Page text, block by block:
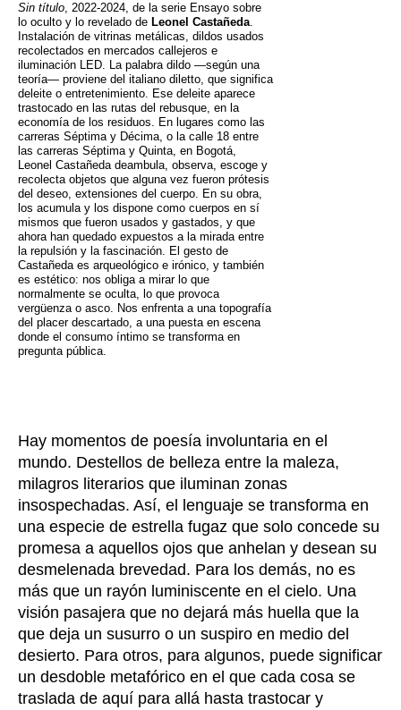
Sin título, 2022-2024, de la serie Ensayo sobre
lo oculto y lo revelado de Leonel Castañeda.
Instalación de vitrinas metálicas, dildos usados
recolectados en mercados callejeros e
iluminación LED. La palabra dildo —según una
teoría— proviene del italiano diletto, que significa
deleite o entretenimiento. Ese deleite aparece
trastocado en las rutas del rebusque, en la
economía de los residuos. En lugares como las
carreras Séptima y Décima, o la calle 18 entre
las carreras Séptima y Quinta, en Bogotá,
Leonel Castañeda deambula, observa, escoge y
recolecta objetos que alguna vez fueron prótesis
del deseo, extensiones del cuerpo. En su obra,
los acumula y los dispone como cuerpos en sí
mismos que fueron usados y gastados, y que
ahora han quedado expuestos a la mirada entre
la repulsión y la fascinación. El gesto de
Castañeda es arqueológico e irónico, y también
es estético: nos obliga a mirar lo que
normalmente se oculta, lo que provoca
vergüenza o asco. Nos enfrenta a una topografía
del placer descartado, a una puesta en escena
donde el consumo íntimo se transforma en
pregunta pública.
Hay momentos de poesía involuntaria en el
mundo. Destellos de belleza entre la maleza,
milagros literarios que iluminan zonas
insospechadas. Así, el lenguaje se transforma en
una especie de estrella fugaz que solo concede su
promesa a aquellos ojos que anhelan y desean su
desmelenada brevedad. Para los demás, no es
más que un rayón luminiscente en el cielo. Una
visión pasajera que no dejará más huella que la
que deja un susurro o un suspiro en medio del
desierto. Para otros, para algunos, puede significar
un desdoble metafórico en el que cada cosa se
traslada de aquí para allá hasta trastocar y